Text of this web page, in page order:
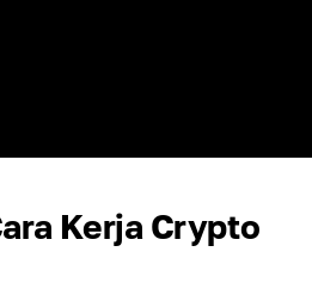
Kerja Crypto